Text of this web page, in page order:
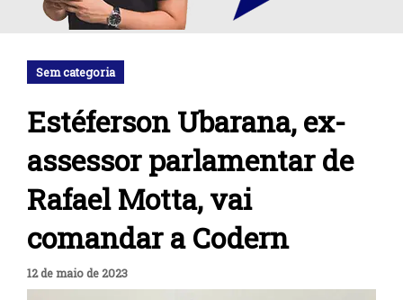
Sem categoria
Estéferson Ubarana, ex-
assessor parlamentar de
Rafael Motta, vai
comandar a Codern
12 de maio de 2023